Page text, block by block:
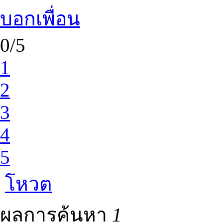
บอกเพื่อน
0/5
1
2
3
4
5
โหวต
ผลการค้นหา 1